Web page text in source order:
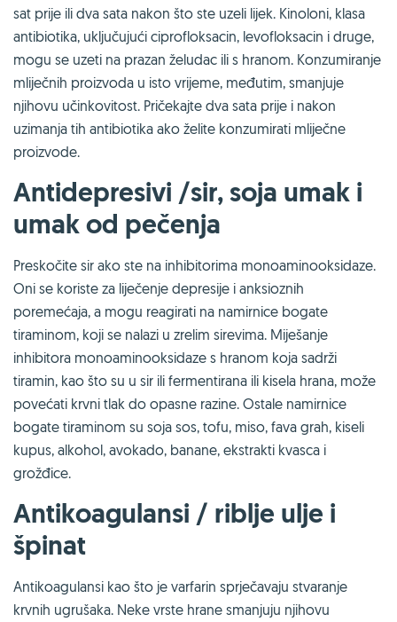
sat prije ili dva sata nakon što ste uzeli lijek. Kinoloni, klasa
antibiotika, uključujući ciprofloksacin, levofloksacin i druge,
mogu se uzeti na prazan želudac ili s hranom. Konzumiranje
mliječnih proizvoda u isto vrijeme, međutim, smanjuje
njihovu učinkovitost. Pričekajte dva sata prije i nakon
uzimanja tih antibiotika ako želite konzumirati mliječne
proizvode.
Antidepresivi /sir, soja umak i
umak od pečenja
Preskočite sir ako ste na inhibitorima monoaminooksidaze.
Oni se koriste za liječenje depresije i anksioznih
poremećaja, a mogu reagirati na namirnice bogate
tiraminom, koji se nalazi u zrelim sirevima. Miješanje
inhibitora monoaminooksidaze s hranom koja sadrži
tiramin, kao što su u sir ili fermentirana ili kisela hrana, može
povećati krvni tlak do opasne razine. Ostale namirnice
bogate tiraminom su soja sos, tofu, miso, fava grah, kiseli
kupus, alkohol, avokado, banane, ekstrakti kvasca i
grožđice.
Antikoagulansi / riblje ulje i
špinat
Antikoagulansi kao što je varfarin sprječavaju stvaranje
krvnih ugrušaka. Neke vrste hrane smanjuju njihovu